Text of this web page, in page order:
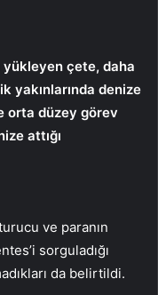
çete, daha
yakınlarında denize
orta düzey görev
attığı
ve paranın
sorguladığı
da belirtildi.